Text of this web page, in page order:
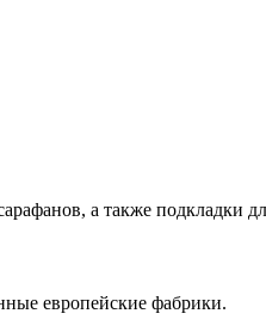
а также подкладки
европейские фабрики.